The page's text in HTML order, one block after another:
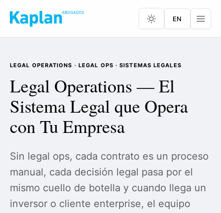
EN
LEGAL OPERATIONS · LEGAL OPS · SISTEMAS LEGALES
Legal Operations — El
Sistema Legal que Opera
con Tu Empresa
Sin legal ops, cada contrato es un proceso
manual, cada decisión legal pasa por el
mismo cuello de botella y cuando llega un
inversor o cliente enterprise, el equipo